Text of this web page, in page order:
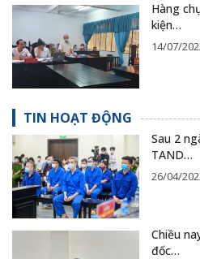
Hàng
kiện…
14/07/
TIN HOẠT ĐỘNG
Sau 2
TAND…
26/04/
Chiều
đốc…